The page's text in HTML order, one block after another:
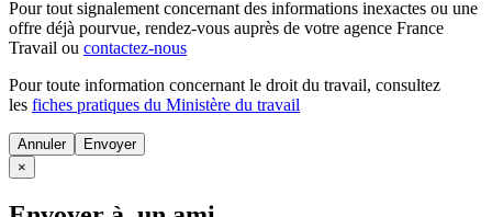
Pour tout signalement concernant des informations inexactes ou une
offre déjà pourvue, rendez-vous auprès de votre agence France
Travail ou contactez-nous
Pour toute information concernant le droit du travail, consultez
les fiches pratiques du Ministère du travail
Annuler
×